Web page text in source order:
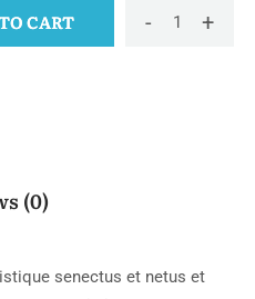
-
Bag+
CART
(0)
senectus et netus et